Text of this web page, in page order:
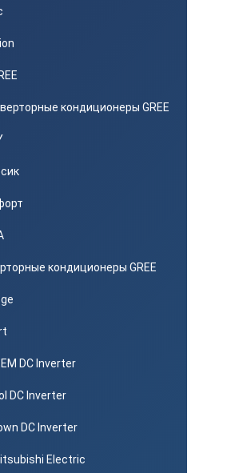
кондиционеры GREE
кондиционеры GREE
DC Inverter
DC Inverter
DC Inverter
Electric